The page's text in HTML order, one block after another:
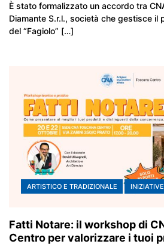
È stato formalizzato un accordo tra
Diamante S.r.l., società che gestisce il
del “Fagiolo” […]
ARTISTICO E TRADIZIONALE INIZIATIVE
Fatti Notare: il workshop di
Centro per valorizzare i tuoi